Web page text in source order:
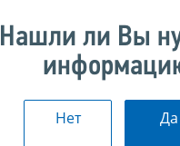
Нашли ли Вы
Нет Да